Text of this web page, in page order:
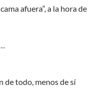
afuera”, a la hora de
de todo, menos de sí